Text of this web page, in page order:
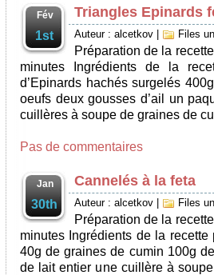
Fév
1st
Triangles Epinards
Auteur : alcetkov Files
Préparation de la
minutes Ingrédients de la
d’Epinards hachés surgelés
oeufs deux gousses d’ail un
cuillères à soupe de graines de
Pas de commentaires
Jan
30th
Cannelés à la feta
Auteur : alcetkov Files
Préparation de la
minutes Ingrédients de la
40g de graines de cumin 100g
de lait entier une cuillère à